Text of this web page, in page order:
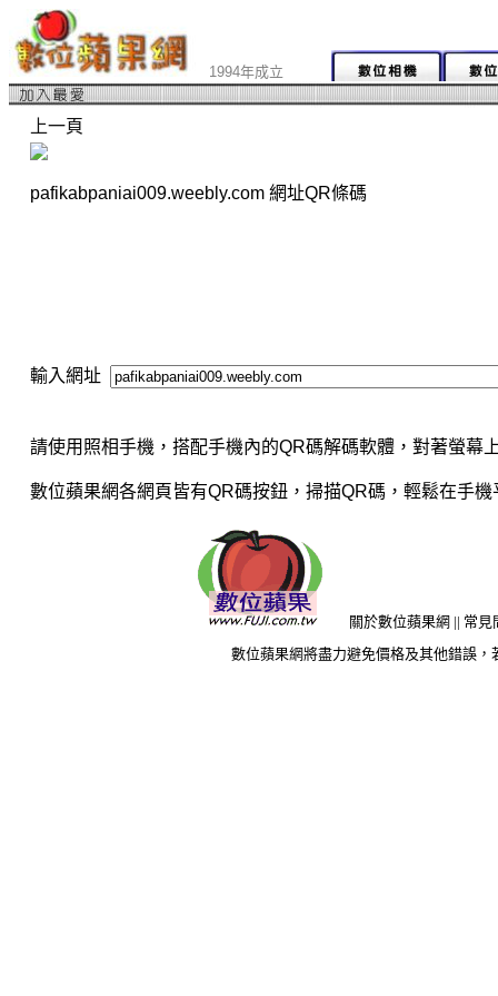
1994年成立
上一頁
pafikabpaniai009.weebly.com 網址QR條碼
輸入網址
請使用照相手機，搭配手機內的QR碼解碼軟體，對著螢幕
數位蘋果網各網頁皆有QR碼按鈕，掃描QR碼，輕鬆在手
關於數位蘋果網 || 常見
數位蘋果網將盡力避免價格及其他錯誤